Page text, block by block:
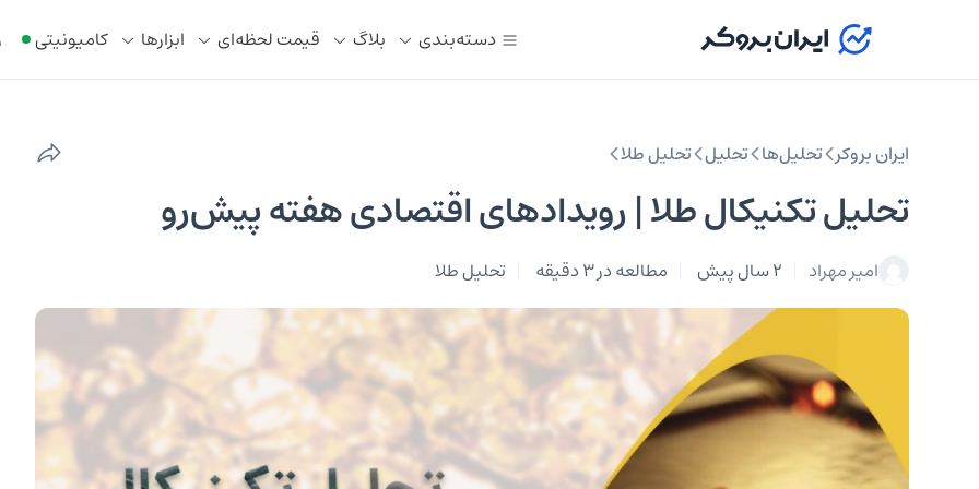
دسته‌بندی بلاگ قیمت لحظه‌ای ابزار‌ها کامیونیتی
ایران بروکر تحلیل‌ها تحلیل‌ تحلیل طلا
تحلیل تکنیکال طلا | رویدادهای اقتصادی هفته پیش‌رو
امیر مهراد 2 سال پیش مطالعه در 3 دقیقه تحلیل طلا